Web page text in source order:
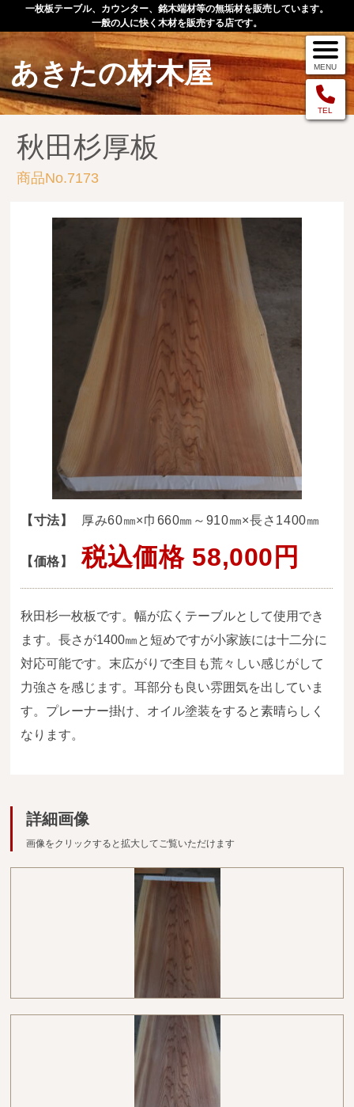
一枚板テーブル、カウンター、銘木端材等の無垢材を販売しています。
一般の人に快く木材を販売する店です。
あきたの材木屋
TEL
MENU
メニュー
TOP
作品例
手作りオーダー家具
お客様の声
お買い物の流れ
送料・お支払い方法について
ご注文前の注意点
一枚板を直販できる店
オイル塗装の
メンテナンスについて
オーダー加工について
当店の考え方
カテゴリー
広葉樹一枚板
秋田杉厚板
商品No.7173
【寸法】 厚み60㎜×巾660㎜～910㎜×長さ1400㎜
【価格】 税込価格 58,000円
秋田杉一枚板です。幅が広くテーブルとして使用でき
ます。長さが1400㎜と短めですが小家族には十二分に
対応可能です。末広がりで杢目も荒々しい感じがして
力強さを感じます。耳部分も良い雰囲気を出していま
す。プレーナー掛け、オイル塗装をすると素晴らしく
なります。
詳細画像
画像をクリックすると拡大してご覧いただけます